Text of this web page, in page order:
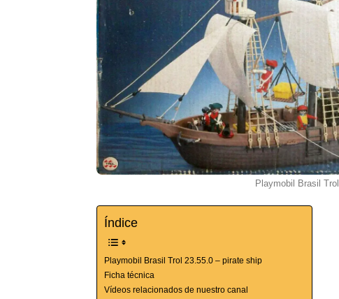
Playmobil Brasil
Índice
Playmobil Brasil Trol 23.55.0 – pirate ship
Ficha técnica
Vídeos relacionados de nuestro canal